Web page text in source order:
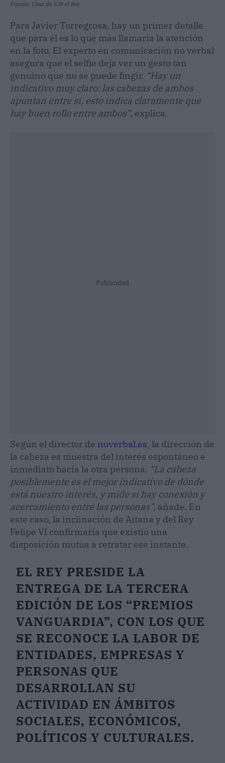
Fuente: Casa de S.M el Rey
Para Javier Torregrosa, hay un primer detalle
que para él es lo que más llamaría la atención
en la foto. El experto en comunicación no verbal
asegura que el selfie deja ver un gesto tan
genuino que no se puede fingir. “Hay un
indicativo muy claro: las cabezas de ambos
apuntan entre sí, esto indica claramente que
hay buen rollo entre ambos”, explica.
Publicidad
Según el director de noverbal.es, la dirección de
la cabeza es muestra del interés espontáneo e
inmediato hacia la otra persona. “La cabeza
posiblemente es el mejor indicativo de dónde
está nuestro interés, y mide si hay conexión y
acercamiento entre las personas”, añade. En
este caso, la inclinación de Aitana y del Rey
Felipe VI confirmaría que existió una
disposición mutua a retratar ese instante.
EL REY PRESIDE LA
ENTREGA DE LA TERCERA
EDICIÓN DE LOS “PREMIOS
VANGUARDIA”, CON LOS QUE
SE RECONOCE LA LABOR DE
ENTIDADES, EMPRESAS Y
PERSONAS QUE
DESARROLLAN SU
ACTIVIDAD EN ÁMBITOS
SOCIALES, ECONÓMICOS,
POLÍTICOS Y CULTURALES.